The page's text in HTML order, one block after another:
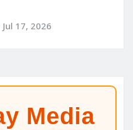
Jul 17, 2026
Media